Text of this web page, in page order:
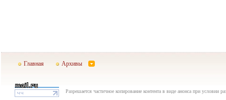
Главная Архивы
Разрешается частичное копирование контента в виде анонса при условии